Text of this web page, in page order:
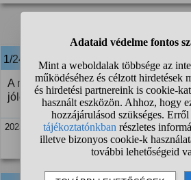
1/24 anonim válasza:
A mai állás szerin, már szeptember
jólét.
2023. aug. 10. 19:20
Hasznos